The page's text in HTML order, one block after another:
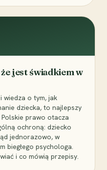
jest świadkiem w
wiedza o tym, jak
dziecka, to najlepszy
prawo otacza
ochroną: dziecko
jednorazowo, w
biegłego psychologa.
i co mówią przepisy.